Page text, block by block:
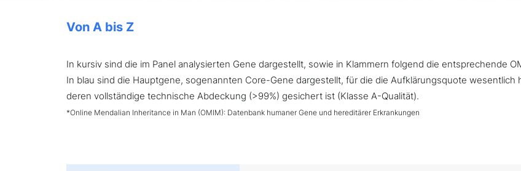
Von A bis Z
In kursiv sind die im Panel analysierten Gene dargestellt, sowie in Klammern folgend die entsprechende
In blau sind die Hauptgene, sogenannten Core-Gene dargestellt, für die die Aufklärungsquote wesentlich
deren vollständige technische Abdeckung (>99%) gesichert ist (Klasse A-Qualität).
*Online Mendalian Inheritance in Man (OMIM): Datenbank humaner Gene und hereditärer Erkrankungen